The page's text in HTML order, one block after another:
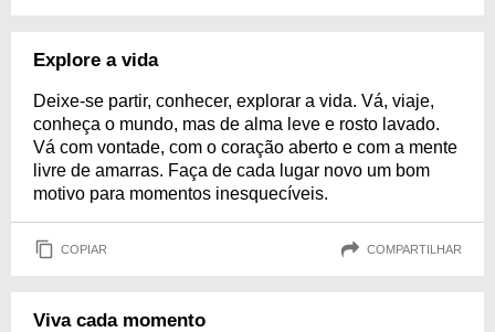
Explore a vida
Deixe-se partir, conhecer, explorar a vida. Vá, viaje,
conheça o mundo, mas de alma leve e rosto lavado.
Vá com vontade, com o coração aberto e com a mente
livre de amarras. Faça de cada lugar novo um bom
motivo para momentos inesquecíveis.
COPIAR COMPARTILHAR
Viva cada momento